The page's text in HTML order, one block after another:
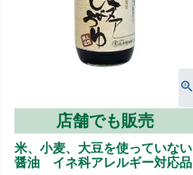
店舗でも販売
米、小麦、大豆を使っていない
醤油 イネ科アレルギー対応品